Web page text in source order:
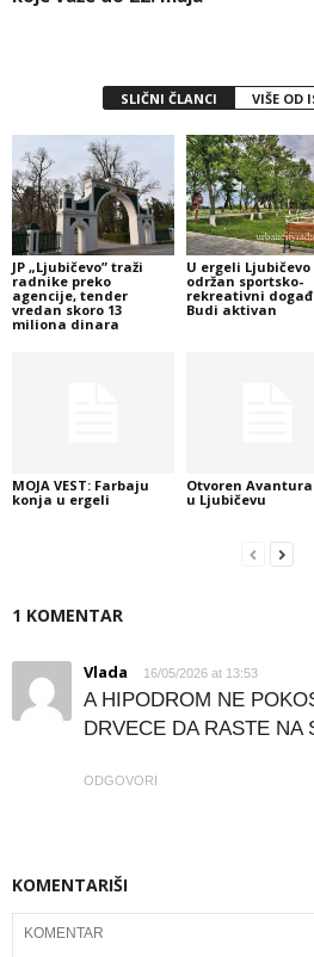
SLIČNI ČLANCI VIŠE OD
JP „Ljubičevo” traži
radnike preko
agencije, tender
vredan skoro 13
miliona dinara
U ergeli Ljubičevo
održan sportsko-
rekreativni
Budi aktivan
MOJA VEST: Farbaju
konja u ergeli
Otvoren
u Ljubičevu
1 KOMENTAR
Vlada 16/05/2026 at 13:53
A HIPODROM NE
DRVECE DA RASTE NA
ODGOVORI
KOMENTARIŠI